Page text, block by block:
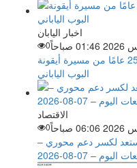
اخبار اليابان
0
اليابان | بيرفيوم.. فيلم وثائقي يوثق 25 عامًا من مسيرة أيقونة
البوب الياباني
الاقتصاد
0
يستعد لكسر دعم محوري –
اليوم – 07-08-2026